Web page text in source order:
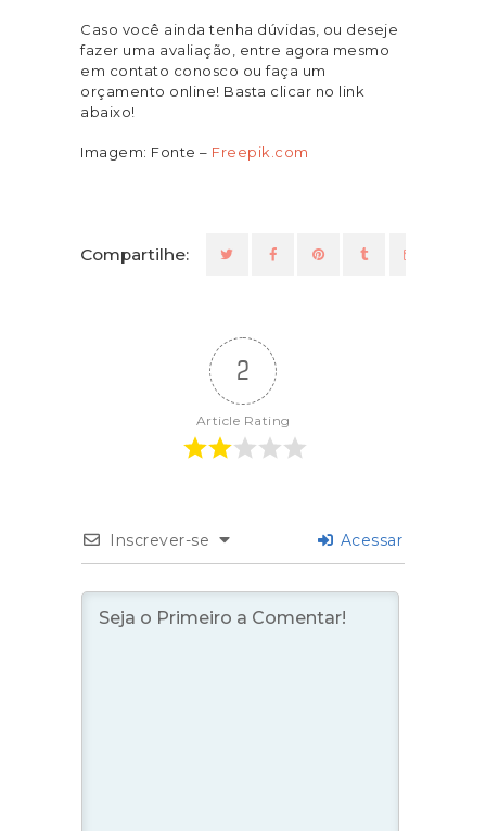
Caso você ainda tenha dúvidas, ou deseje
fazer uma avaliação, entre agora mesmo
em contato conosco ou faça um
orçamento online! Basta clicar no link
abaixo!
Imagem: Fonte – Freepik.com
Compartilhe:
2
Article Rating
Inscrever-se Acessar